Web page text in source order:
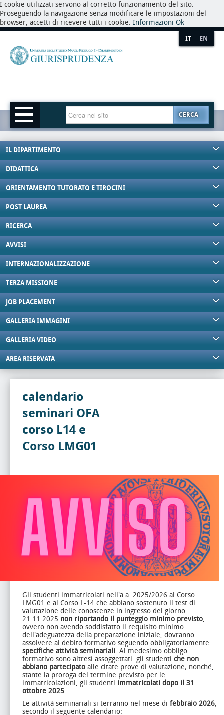
I cookie utilizzati servono al corretto funzionamento del sito.
Proseguendo la navigazione senza modificare le impostazioni del
browser, accetti di ricevere tutti i cookie. Informazioni Ok
IT EN
CERCA
IL DIPARTIMENTO
DIDATTICA
ORIENTAMENTO TUTORATO E TIROCINI
POST LAUREA
RICERCA
AVVISI
INTERNAZIONALIZZAZIONE
TERZA MISSIONE
JOB PLACEMENT
GALLERIA IMMAGINI
GALLERIA VIDEO
AREA RISERVATA
calendario
seminari OFA
corso L14 e
Corso LMG01
Gli studenti immatricolati nell'a.a. 2025/2026 al Corso
LMG01 e al Corso L-14 che abbiano sostenuto il test di
valutazione delle conoscenze in ingresso del giorno
21.11.2025 non riportando il punteggio minimo previsto,
ovvero non avendo soddisfatto il requisito minimo
dell'adeguatezza della preparazione iniziale, dovranno
assolvere al debito formativo seguendo obbligatoriamente
specifiche attività seminariali. Al medesimo obbligo
formativo sono altresì assoggettati: gli studenti che non
abbiano partecipato alle citate prove di valutazione; nonché,
stante la proroga del termine previsto per le
immatricolazioni, gli studenti immatricolati dopo il 31
ottobre 2025.
Le attività seminariali si terranno nel mese di febbraio 2026,
secondo il seguente calendario: